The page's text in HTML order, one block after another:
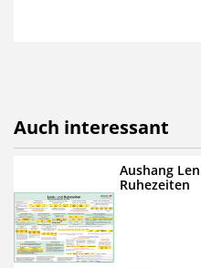
Auch interessant
Aushang
Ruhezeiten